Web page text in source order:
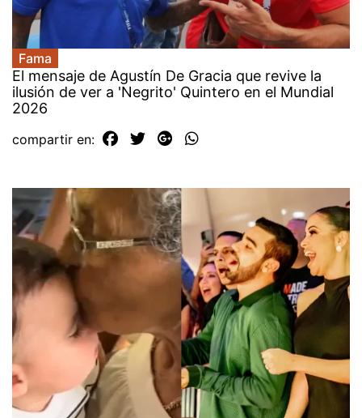
Fama
El mensaje de Agustín De Gracia que revive la
ilusión de ver a 'Negrito' Quintero en el Mundial
2026
compartir en: